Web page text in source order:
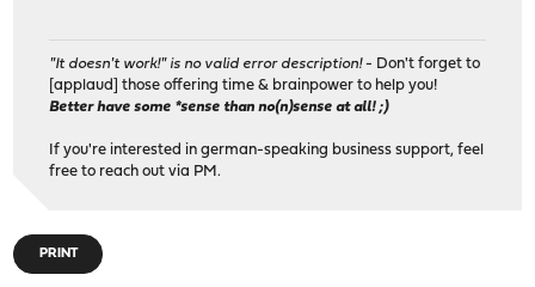
"It doesn't work!" is no valid error description!- Don't forget to
[applaud] those offering time & brainpower to help you!
Better have some *sense than no(n)sense at all! ;)
If you're interested in german-speaking business support, feel
free to reach out via PM.
PRINT